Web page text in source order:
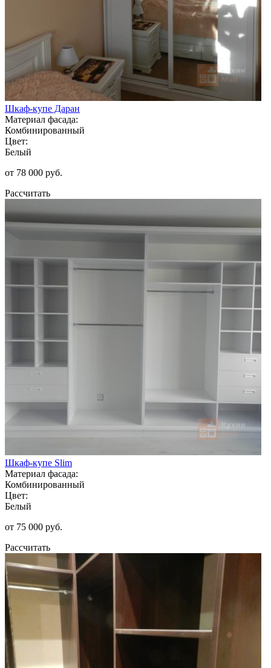
Шкаф-купе Даран
Материал фасада:
Комбинированный
Цвет:
Белый
от 78 000 руб.
Рассчитать
Шкаф-купе Slim
Материал фасада:
Комбинированный
Цвет:
Белый
от 75 000 руб.
Рассчитать